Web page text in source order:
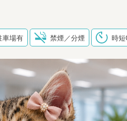
車場有 禁煙／分煙 時